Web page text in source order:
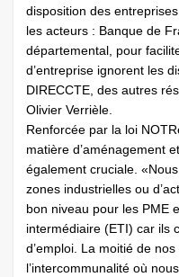
disposition des
les acteurs : Banque de
départemental, pour
d’entreprise ignorent les
DIRECCTE, des autres
Olivier Verrièle.
Renforcée par la loi
matière d’aménagement
également cruciale.
zones industrielles ou
bon niveau pour les PME
intermédiaire (ETI) car ils
d’emploi. La moitié de
l’intercommunalité où